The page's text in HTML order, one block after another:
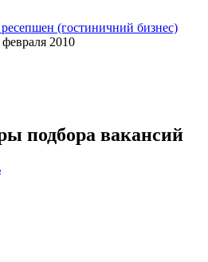
(гостиничний бизнес)
февраля 2010
подбора вакансий